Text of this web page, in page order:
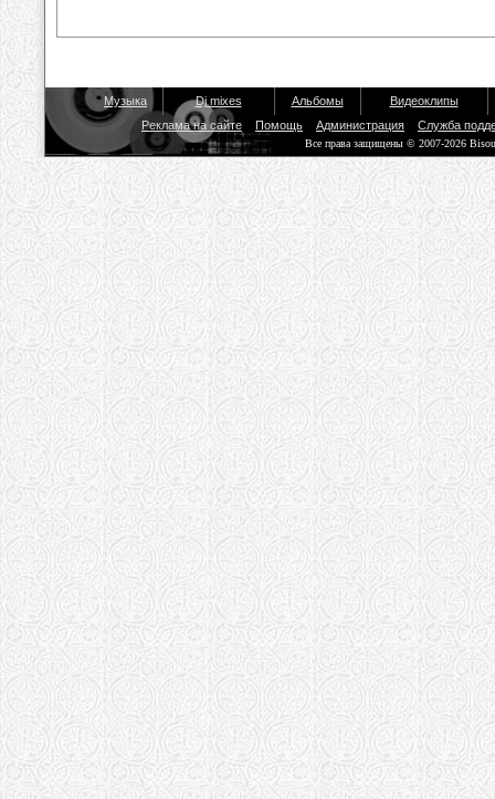
Музыка Dj mixes Альбомы
Видеоклипы
Реклама на сайте
Помощь Администрация Служба
Все права защищены © 2007-2026